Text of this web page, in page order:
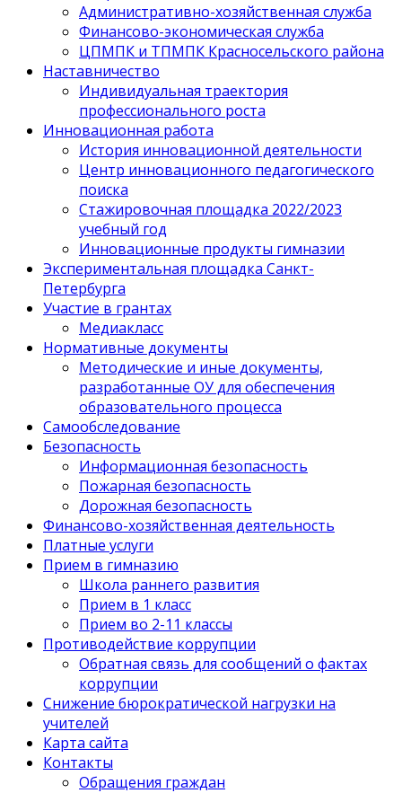
Административно-хозяйственная служба
Финансово-экономическая служба
ЦПМПК и ТПМПК Красносельского района
Наставничество
Индивидуальная траектория
профессионального роста
Инновационная работа
История инновационной деятельности
Центр инновационного педагогического
поиска
Стажировочная площадка 2022/2023
учебный год
Инновационные продукты гимназии
Экспериментальная площадка Санкт-
Петербурга
Участие в грантах
Медиакласс
Нормативные документы
Методические и иные документы,
разработанные ОУ для обеспечения
образовательного процесса
Самообследование
Безопасность
Информационная безопасность
Пожарная безопасность
Дорожная безопасность
Финансово-хозяйственная деятельность
Платные услуги
Прием в гимназию
Школа раннего развития
Прием в 1 класс
Прием во 2-11 классы
Противодействие коррупции
Обратная связь для сообщений о фактах
коррупции
Снижение бюрократической нагрузки на
учителей
Карта сайта
Контакты
Обращения граждан